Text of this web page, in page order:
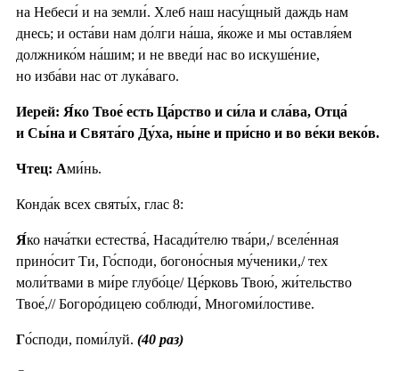
на Небеси́ и на земли́. Хлеб наш насу́щный даждь нам
днесь; и оста́ви нам до́лги на́ша, я́коже и мы оставля́ем
должнико́м на́шим; и не введи́ нас во искуше́ние,
но изба́ви нас от лука́ваго.
Иерей: Я́ко Твое́ есть Ца́рство и си́ла и сла́ва, Отца́
и Сы́на и Свята́го Ду́ха, ны́не и при́сно и во ве́ки веко́в.
Чтец: Ами́нь.
Конда́к всех святы́х, глас 8:
Я́ко нача́тки естества́, Насади́телю тва́ри,/ вселе́нная
прино́сит Ти, Го́споди, богоно́сныя му́ченики,/ тех
моли́твами в ми́ре глубо́це/ Це́рковь Твою́, жи́тельство
Твое́,// Богоро́дицею соблюди́, Многоми́лостиве.
Го́споди, поми́луй. (40 раз)